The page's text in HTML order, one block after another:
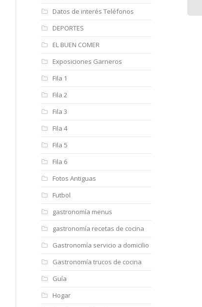
Datos de interés Teléfonos
DEPORTES
EL BUEN COMER
Exposiciones Garneros
Fila 1
Fila 2
Fila 3
Fila 4
Fila 5
Fila 6
Fotos Antiguas
Futbol
gastronomía menus
gastronomía recetas de cocina
Gastronomía servicio a domicilio
Gastronomía trucos de cocina
Guía
Hogar